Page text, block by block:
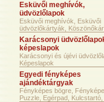
Esküvői meghívók,
üdvözlőlapok
Esküvői meghívók, Esküvői
üdvözlőkártyák,
Karácsonyi
képeslapok
Karácsonyi és újévi
Képeslapok
Egyedi fényképes
ajándéktárgyak
Fényképes bögre,
Puzzle, Egérpad,